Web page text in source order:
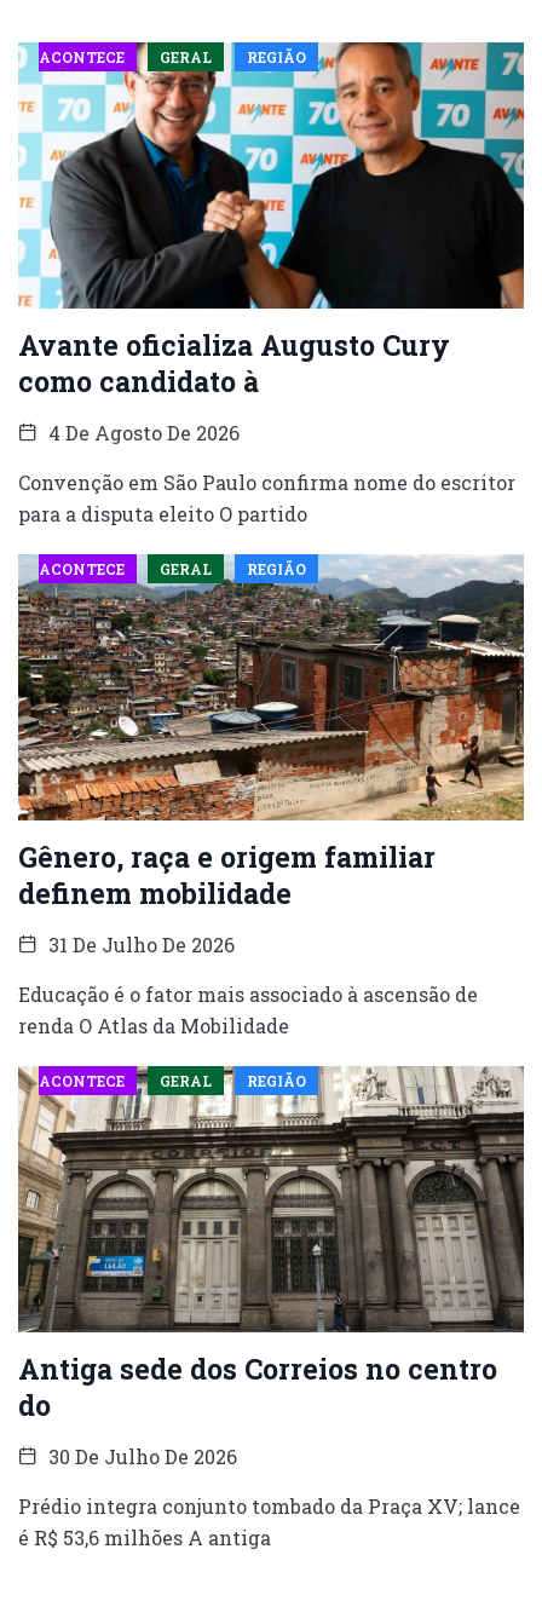
ACONTECE GERAL REGIÃO
Avante oficializa Augusto Cury
como candidato à
4 De Agosto De 2026
Convenção em São Paulo confirma nome do escritor
para a disputa eleito O partido
ACONTECE GERAL REGIÃO
Gênero, raça e origem familiar
definem mobilidade
31 De Julho De 2026
Educação é o fator mais associado à ascensão de
renda O Atlas da Mobilidade
ACONTECE GERAL REGIÃO
Antiga sede dos Correios no centro
do
30 De Julho De 2026
Prédio integra conjunto tombado da Praça XV; lance
é R$ 53,6 milhões A antiga